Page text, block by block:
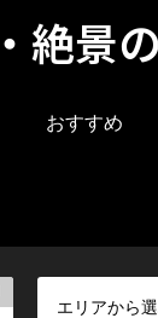
絶景
おすすめ
エリアから